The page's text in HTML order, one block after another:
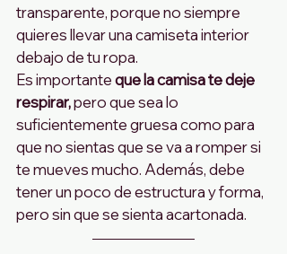
transparente, porque no siempre
quieres llevar una camiseta interior
debajo de tu ropa.
Es importante que la camisa te deje
respirar, pero que sea lo
suficientemente gruesa como para
que no sientas que se va a romper si
te mueves mucho. Además, debe
tener un poco de estructura y forma,
pero sin que se sienta acartonada.